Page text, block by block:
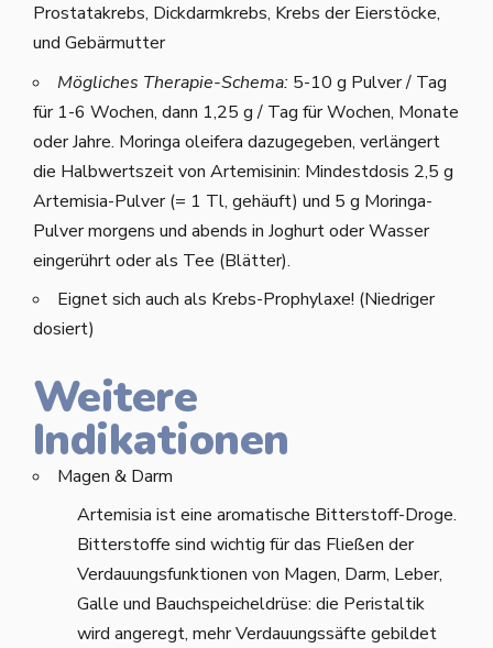
Prostatakrebs, Dickdarmkrebs, Krebs der Eierstöcke,
und Gebärmutter
Mögliches Therapie-Schema: 5-10 g Pulver / Tag
für 1-6 Wochen, dann 1,25 g / Tag für Wochen, Monate
oder Jahre. Moringa oleifera dazugegeben, verlängert
die Halbwertszeit von Artemisinin: Mindestdosis 2,5 g
Artemisia-Pulver (= 1 Tl, gehäuft) und 5 g Moringa-
Pulver morgens und abends in Joghurt oder Wasser
eingerührt oder als Tee (Blätter).
Eignet sich auch als Krebs-Prophylaxe! (Niedriger
dosiert)
Weitere
Indikationen
Magen & Darm
Artemisia ist eine aromatische Bitterstoff-Droge.
Bitterstoffe sind wichtig für das Fließen der
Verdauungsfunktionen von Magen, Darm, Leber,
Galle und Bauchspeicheldrüse: die Peristaltik
wird angeregt, mehr Verdauungssäfte gebildet